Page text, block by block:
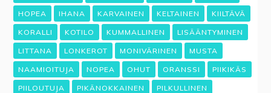
HOPEA IHANA KARVAINEN KELTAINEN KIILTÄVÄ
KORALLI KOTILO KUMMALLINEN LISÄÄNTYMINEN
LITTANA LONKEROT MONIVÄRINEN MUSTA
NAAMIOITUJA NOPEA OHUT ORANSSI PIIKIKÄS
PIILOUTUJA PIKÄNOKKAINEN PILKULLINEN